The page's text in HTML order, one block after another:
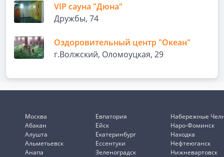
VIP сауна "Дюна"
Дружбы, 74
Оздоровительный центр "Океан"
г.Волжский, Оломоуцкая, 29
Москва
Абакан
Алушта
Альметьевск
Анапа
Евпатория
Ейск
Екатеринбург
Ессентуки
Зеленоградск
Набережные
Наро-Фоминск
Находка
Нефтеюганск
Нижневартовск